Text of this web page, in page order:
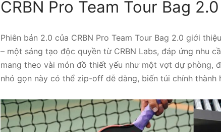
CRBN Pro Team Tour Bag 2.0
Phiên bản 2.0 của CRBN Pro Team Tour Bag 2.0 giới
– một sáng tạo độc quyền từ CRBN Labs, đáp ứng nhu
mang theo vài món đồ thiết yếu như một vợt dự phòng,
nhỏ gọn này có thể zip-off dễ dàng, biến túi chính thành